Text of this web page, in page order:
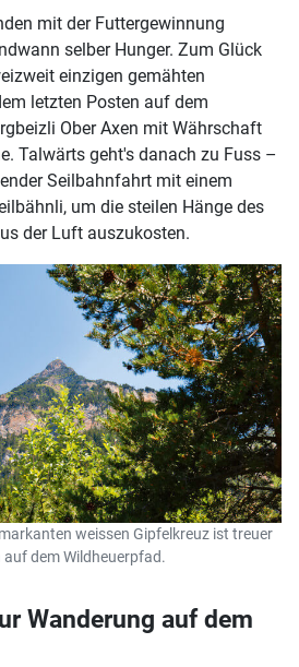
mit der Futtergewinnung
selber Hunger. Zum Glück
einzigen gemähten
letzten Posten auf dem
Ober Axen mit Währschaft
Talwärts geht's danach zu Fuss –
Seilbahnfahrt mit einem
um die steilen Hänge des
der Luft auszukosten.
weissen Gipfelkreuz ist treuer
auf dem Wildheuerpfad.
Wanderung auf dem